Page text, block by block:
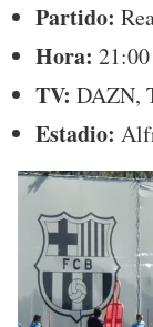
Partido:
Hora:
TV: DAZN,
Estadio: